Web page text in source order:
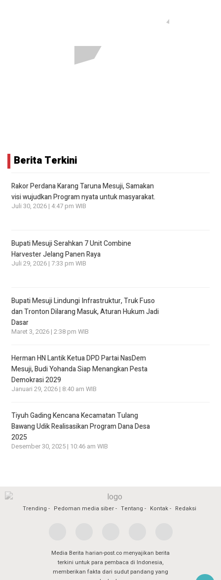
Berita Terkini
Rakor Perdana Karang Taruna Mesuji, Samakan
visi wujudkan Program nyata untuk masyarakat.
Juli 30, 2026 | 4:47 pm WIB
Bupati Mesuji Serahkan 7 Unit Combine
Harvester Jelang Panen Raya
Juli 29, 2026 | 7:33 pm WIB
Bupati Mesuji Lindungi Infrastruktur, Truk Fuso
dan Tronton Dilarang Masuk, Aturan Hukum Jadi
Dasar
Maret 3, 2026 | 2:38 pm WIB
Herman HN Lantik Ketua DPD Partai NasDem
Mesuji, Budi Yohanda Siap Menangkan Pesta
Demokrasi 2029
Januari 29, 2026 | 8:40 am WIB
Tiyuh Gading Kencana Kecamatan Tulang
Bawang Udik Realisasikan Program Dana Desa
2025
Desember 30, 2025 | 10:46 am WIB
Trending Pedoman media siber Tentang Kontak Redaksi
Media Berita harian-post.co menyajikan berita
terkini untuk para pembaca di Indonesia,
memberikan fakta dari sudut pandang yang